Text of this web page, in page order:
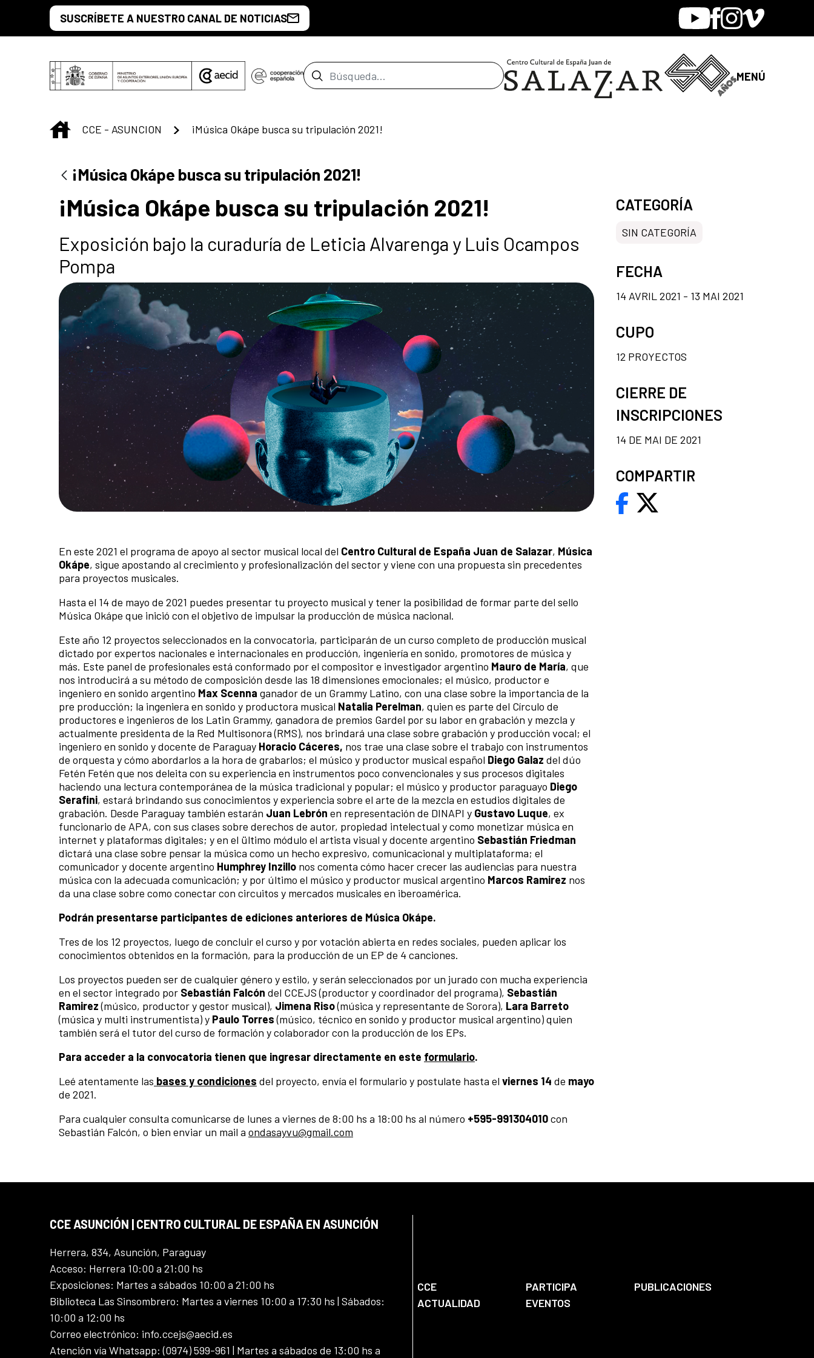
Saltar al contenido principal
SUSCRÍBETE A NUESTRO CANAL DE NOTICIAS YoutubeFacebook
Instagram
Vimeo
Barra de búsqueda MENÚ
INICIO
CCE - ASUNCION ¡Música Okápe busca su tripulación 2021!
¡Música Okápe busca su tripulación 2021!
¡Música Okápe busca su tripulación 2021!
Exposición bajo la curaduría de Leticia Alvarenga y Luis Ocampos
Pompa
En este 2021 el programa de apoyo al sector musical local del Centro Cultural de España Juan de Salazar, Música
Okápe, sigue apostando al crecimiento y profesionalización del sector y viene con una propuesta sin precedentes
para proyectos musicales.
Hasta el 14 de mayo de 2021 puedes presentar tu proyecto musical y tener la posibilidad de formar parte del sello
Música Okápe que inició con el objetivo de impulsar la producción de música nacional.
Este año 12 proyectos seleccionados en la convocatoria, participarán de un curso completo de producción musical
dictado por expertos nacionales e internacionales en producción, ingeniería en sonido, promotores de música y
más. Este panel de profesionales está conformado por el compositor e investigador argentino Mauro de María, que
nos introducirá a su método de composición desde las 18 dimensiones emocionales; el músico, productor e
ingeniero en sonido argentino Max Scenna ganador de un Grammy Latino, con una clase sobre la importancia de la
pre producción; la ingeniera en sonido y productora musical Natalia Perelman, quien es parte del Círculo de
productores e ingenieros de los Latin Grammy, ganadora de premios Gardel por su labor en grabación y mezcla y
actualmente presidenta de la Red Multisonora (RMS), nos brindará una clase sobre grabación y producción vocal; el
ingeniero en sonido y docente de Paraguay Horacio Cáceres, nos trae una clase sobre el trabajo con instrumentos
de orquesta y cómo abordarlos a la hora de grabarlos; el músico y productor musical español Diego Galaz del dúo
Fetén Fetén que nos deleita con su experiencia en instrumentos poco convencionales y sus procesos digitales
haciendo una lectura contemporánea de la música tradicional y popular; el músico y productor paraguayo Diego
Serafini, estará brindando sus conocimientos y experiencia sobre el arte de la mezcla en estudios digitales de
grabación. Desde Paraguay también estarán Juan Lebrón en representación de DINAPI y Gustavo Luque, ex
funcionario de APA, con sus clases sobre derechos de autor, propiedad intelectual y como monetizar música en
internet y plataformas digitales; y en el ültimo módulo el artista visual y docente argentino Sebastián Friedman
dictará una clase sobre pensar la música como un hecho expresivo, comunicacional y multiplataforma; el
comunicador y docente argentino Humphrey Inzillo nos comenta cómo hacer crecer las audiencias para nuestra
música con la adecuada comunicación; y por último el músico y productor musical argentino Marcos Ramirez nos
da una clase sobre como conectar con circuitos y mercados musicales en iberoamérica.
Podrán presentarse participantes de ediciones anteriores de Música Okápe.
Tres de los 12 proyectos, luego de concluir el curso y por votación abierta en redes sociales, pueden aplicar los
conocimientos obtenidos en la formación, para la producción de un EP de 4 canciones.
Los proyectos pueden ser de cualquier género y estilo, y serán seleccionados por un jurado con mucha experiencia
en el sector integrado por Sebastián Falcón del CCEJS (productor y coordinador del programa), Sebastián
Ramirez(músico, productor y gestor musical), Jimena Riso(música y representante de Sorora), Lara Barreto
(música y multi instrumentista) y Paulo Torres(músico, técnico en sonido y productor musical argentino) quien
también será el tutor del curso de formación y colaborador con la producción de los EPs.
Para acceder a la convocatoria tienen que ingresar directamente en este formulario.
Leé atentamente las bases y condiciones del proyecto, envía el formulario y postulate hasta el viernes 14 de mayo
de 2021.
Para cualquier consulta comunicarse de lunes a viernes de 8:00 hs a 18:00 hs al número +595-991304010con
Sebastián Falcón, o bien enviar un mail a ondasayvu@gmail.com
CATEGORÍA
SIN CATEGORÍA
FECHA
14 AVRIL 2021 - 13 MAI 2021
CUPO
12 PROYECTOS
CIERRE DE
INSCRIPCIONES
14 DE MAI DE 2021
COMPARTIR
CCE ASUNCIÓN | CENTRO CULTURAL DE ESPAÑA EN ASUNCIÓN
Herrera, 834, Asunción, Paraguay
Acceso: Herrera 10:00 a 21:00 hs
Exposiciones: Martes a sábados 10:00 a 21:00 hs
Biblioteca Las Sinsombrero: Martes a viernes 10:00 a 17:30 hs | Sábados:
10:00 a 12:00 hs
Correo electrónico: info.ccejs@aecid.es
Atención vía Whatsapp: (0974) 599-961 | Martes a sábados de 13:00 hs a
CCE PARTICIPA
PUBLICACIONES
ACTUALIDAD
EVENTOS